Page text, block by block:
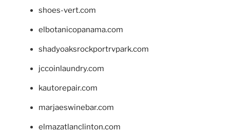
shoes-vert.com
elbotanicopanama.com
shadyoaksrockportrvpark.com
jccoinlaundry.com
kautorepair.com
marjaeswinebar.com
elmazatlanclinton.com